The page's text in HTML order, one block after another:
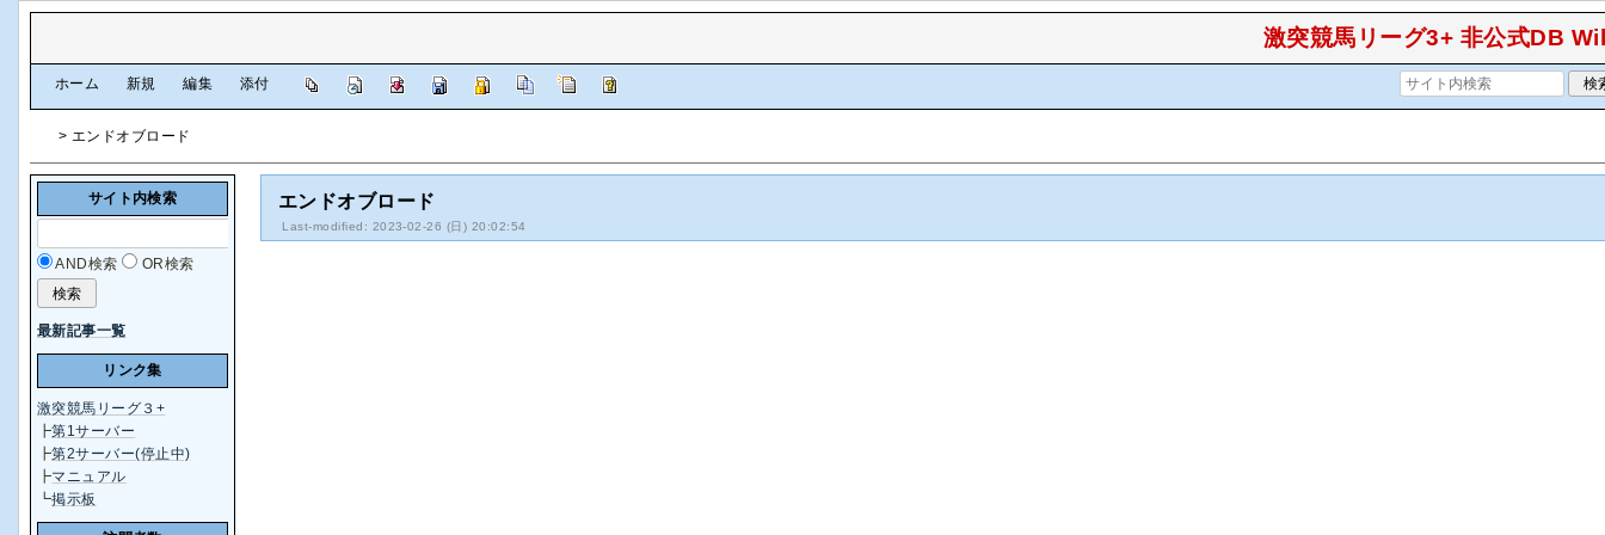
激突競馬リーグ3+ 非公式DB
ホーム 新規 編集 添付
> エンドオブロード
エンドオブロード
Last-modified: 2023-02-26 (日) 20:02:54
サイト内検索
AND検索 OR検索
最新記事一覧
リンク集
激突競馬リーグ３+
┣第1サーバー
┣第2サーバー(停止中)
┣マニュアル
┗掲示板